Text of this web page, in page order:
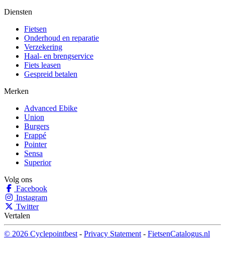
Diensten
Fietsen
Onderhoud en reparatie
Verzekering
Haal- en brengservice
Fiets leasen
Gespreid betalen
Merken
Advanced Ebike
Union
Burgers
Frappé
Pointer
Sensa
Superior
Volg ons
Facebook
Instagram
Twitter
Vertalen
© 2026 Cyclepointbest - Privacy Statement - FietsenCatalogus.nl